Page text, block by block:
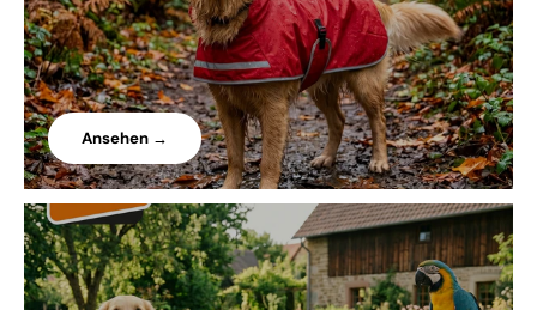
Ansehen →